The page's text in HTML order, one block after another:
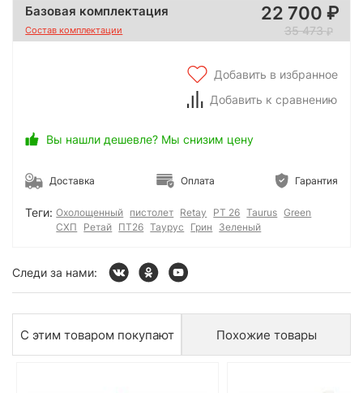
Базовая комплектация
Состав комплектации
22 700
35 473
Добавить в избранное
Добавить к сравнению
Вы нашли дешевле? Мы снизим цену
Доставка Оплата Гарантия
Теги: Охолощенный пистолет Retay PT 26 Taurus Green
СХП
Ретай ПТ26 Таурус Грин Зеленый
Следи за нами:
С этим товаром покупают Похожие товары